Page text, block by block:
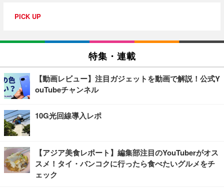
PICK UP
特集・連載
【動画レビュー】注目ガジェットを動画で解説！公式Y
ouTubeチャンネル
10G光回線導入レポ
【アジア美食レポート】編集部注目のYouTuberがオス
スメ！タイ・バンコクに行ったら食べたいグルメをチ
ェック